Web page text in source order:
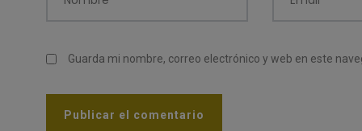
Guarda mi nombre, correo electrónico y web en este